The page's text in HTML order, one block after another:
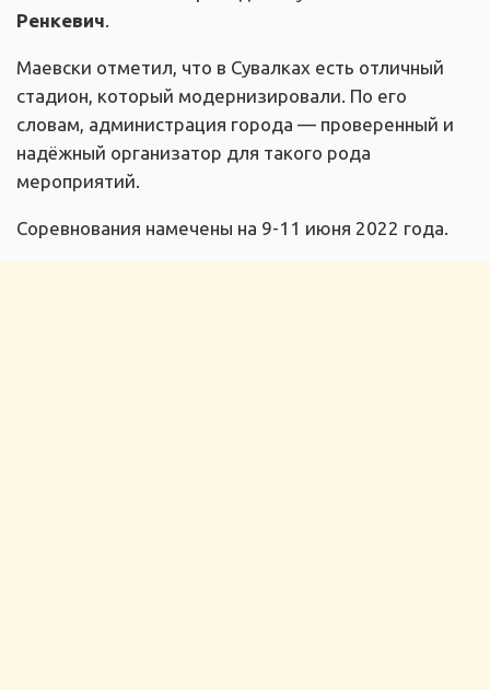
Ренкевич
Маевски отметил, что в Сувалках есть отличный
стадион, который модернизировали. По его
словам, администрация города — проверенный и
надёжный организатор для такого рода
мероприятий.
Соревнования намечены на 9-11 июня 2022 года.